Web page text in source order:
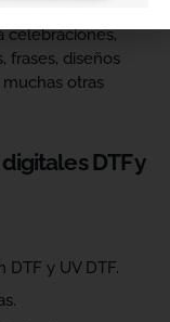
celebraciones,
frases, diseños
otras
DTF y
DTF y UV DTF.